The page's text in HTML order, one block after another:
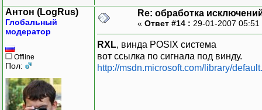
Антон (LogRus)
Глобальный
модератор
Offline
Пол:
Re: обработка
« Ответ #14 : 29-01-2007
RXL, винда POSIX система
вот ссылка по сигнала под винду.
http://msdn.microsoft.com/library/